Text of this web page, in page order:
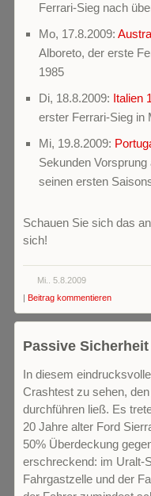
Ferrari-Sieg nach
Mo, 17.8.2009:
Alboreto, der erste
1985
Di, 18.8.2009: Italien
erster Ferrari-Sieg in
Mi, 19.8.2009:
Sekunden
seinen ersten
Schauen Sie sich das
sich!
Mi.. 5.8.2009
Beitrag kommentieren
Passive
In diesem
Crashtest zu sehen,
durchführen ließ. Es
20 Jahre alter Ford
50% Überdeckung
erschreckend: im Uralt-
Fahrgastzelle und der